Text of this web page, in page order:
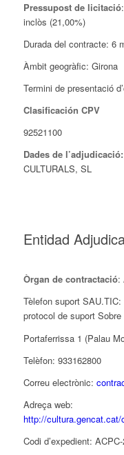
Pressupost de licitació:
inclòs (21,00%)
Durada del contracte: 6
Àmbit geogràfic: Girona
Termini de presentació
Clasificación CPV
92521100
Dades de l’adjudicació:
CULTURALS, SL
Entidad
Òrgan de contractació:
Tèlefon suport
protocol de suport
Portaferrissa 1 (Palau
Telèfon: 933162800
Correu electrònic:
Adreça web:
http://
Codi d’expedient: